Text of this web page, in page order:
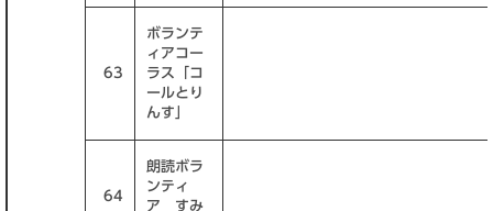
63
ボランテ
ィアコー
ラス「コ
ールとり
んす」
64
朗読ボラ
ンティ
ア すみ